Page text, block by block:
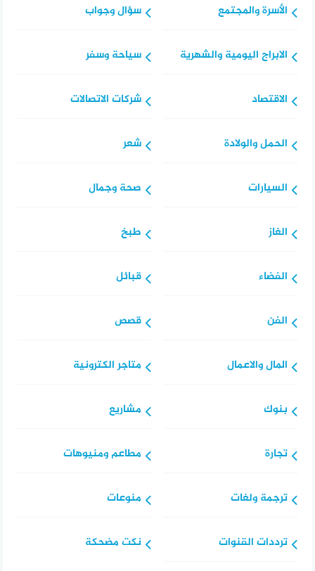
الأسرة والمجتمع
الابراج اليومية والشهرية
الاقتصاد
الحمل والولادة
السيارات
الغاز
الفضاء
الفن
المال والاعمال
بنوك
تجارة
ترجمة ولغات
ترددات القنوات
سؤال وجواب
سياحة وسفر
شركات الاتصالات
شعر
صحة وجمال
طبخ
قبائل
قصص
متاجر الكترونية
مشاريع
مطاعم ومنيوهات
منوعات
نكت مضحكة